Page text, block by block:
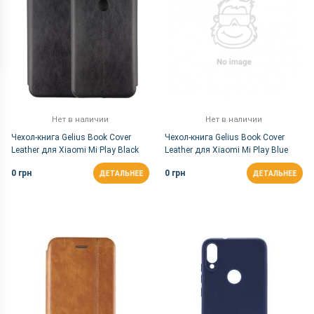
Нет в наличии
Чехол-книга Gelius Book Cover
Leather для Xiaomi Mi Play Black
0 грн ДЕТАЛЬНЕЕ
Нет в наличии
Чехол-книга Gelius Book Cover
Leather для Xiaomi Mi Play Blue
0 грн ДЕТАЛЬНЕЕ